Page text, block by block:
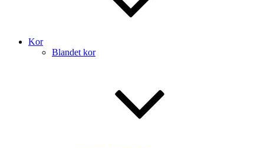
Kor
Blandet kor